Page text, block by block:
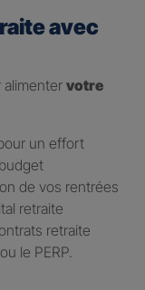
avec
votre
un effort
de vos rentrées
retraite
retraite
le PERP.